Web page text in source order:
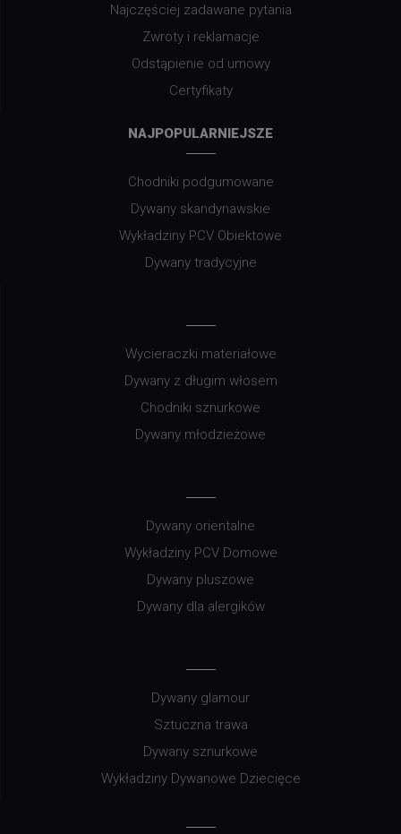
Najczęściej zadawane pytania
Zwroty i reklamacje
Odstąpienie od umowy
Certyfikaty
NAJPOPULARNIEJSZE
Chodniki podgumowane
Dywany skandynawskie
Wykładziny PCV Obiektowe
Dywany tradycyjne
Wycieraczki materiałowe
Dywany z długim włosem
Chodniki sznurkowe
Dywany młodzieżowe
Dywany orientalne
Wykładziny PCV Domowe
Dywany pluszowe
Dywany dla alergików
Dywany glamour
Sztuczna trawa
Dywany sznurkowe
Wykładziny Dywanowe Dziecięce